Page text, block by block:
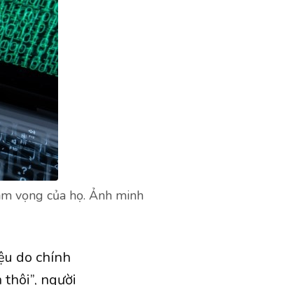
vọng của họ. Ảnh minh
do chính
người